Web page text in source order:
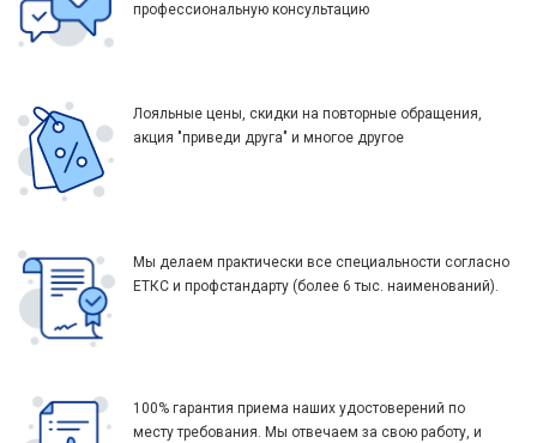
профессиональную консультацию
Лояльные цены, скидки на повторные обращения,
акция "приведи друга" и многое другое
Мы делаем практически все специальности согласно
ЕТКС и профстандарту (более 6 тыс. наименований).
100% гарантия приема наших удостоверений по
месту требования. Мы отвечаем за свою работу, и